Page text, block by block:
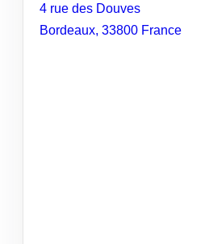
4 rue des Douves
Bordeaux, 33800 France